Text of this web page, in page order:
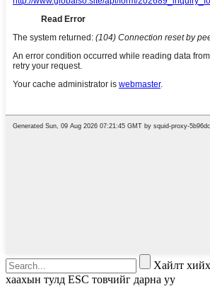
Хайлт
хаахын тулд ESC товчийг дарна уу